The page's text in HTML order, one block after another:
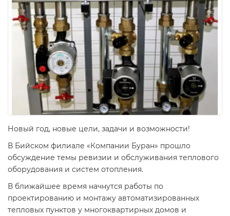
Новый год, новые цели, задачи и возможности!
В Бийском филиале «Компании Буран» прошло
обсуждение темы ревизии и обслуживания теплового
оборудования и систем отопления.
В ближайшее время начнутся работы по
проектированию и монтажу автоматизированных
тепловых пунктов у многоквартирных домов и